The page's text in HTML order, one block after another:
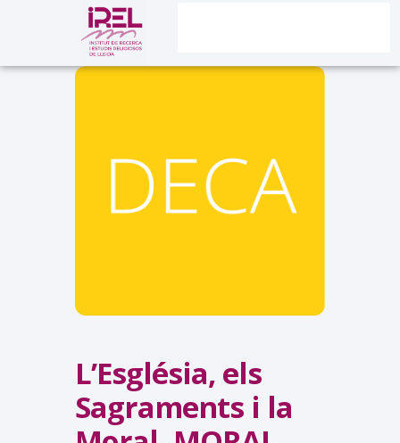
L’Església, els
Sagraments i la